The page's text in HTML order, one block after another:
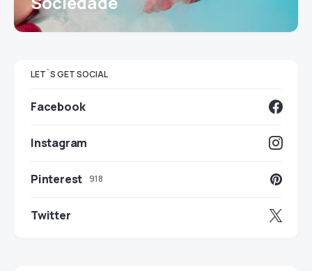
LET`S GET SOCIAL
Facebook
Instagram
Pinterest 918
Twitter